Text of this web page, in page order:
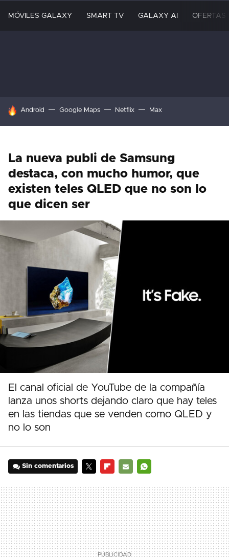
MÓVILES GALAXY SMART TV GALAXY AI OFERTAS
HOY SE HABLA DE
Android Google Maps Netflix Max
La nueva publi de Samsung
destaca, con mucho humor, que
existen teles QLED que no son lo
que dicen ser
El canal oficial de YouTube de la compañía
lanza unos shorts dejando claro que hay teles
en las tiendas que se venden como QLED y
no lo son
Sin comentarios
MAIL